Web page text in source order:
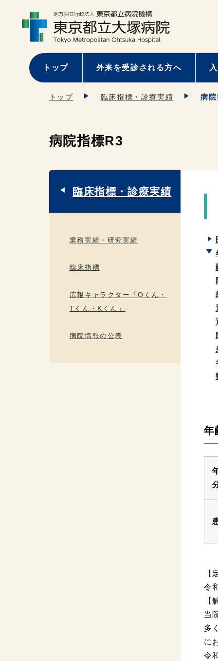
トップ 外来を受診される方へ
トップ 臨床指標・診療実績 病
病院指標R3
年
【
令
【
当
多
に
令
臨床指標・診療実績
業務実績・研究実績
臨床指標
広報キャラクター「Oくん・
Tくん・Kくん」
病院情報の公表